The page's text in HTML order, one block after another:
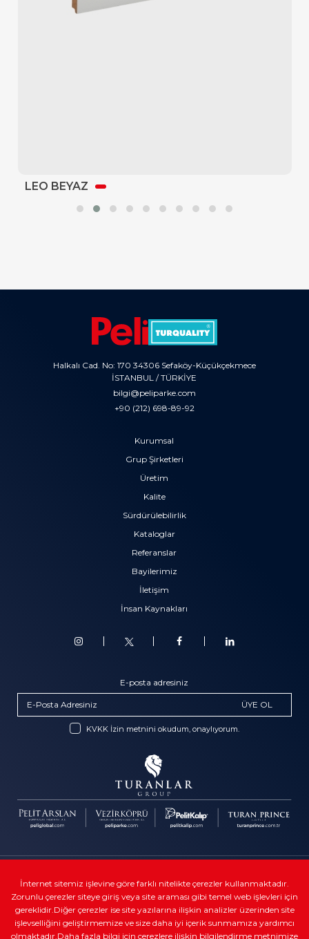
LEO BEYAZ
Halkalı Cad. No: 170 34306 Sefaköy-Küçükçekmece
İSTANBUL / TÜRKİYE
bilgi@peliparke.com
+90 (212) 698-89-92
Kurumsal
Grup Şirketleri
Üretim
Kalite
Sürdürülebilirlik
Kataloglar
Referanslar
Bayilerimiz
İletişim
İnsan Kaynakları
E-posta adresiniz
ÜYE OL
KVKK İzin metnini okudum, onaylıyorum.
Telif Hakkı © Turanlar Group
Kullanıcı sözleşmeleri
Veri gizliliği
İnternet sitemiz işlevine göre farklı nitelikte çerezler kullanmaktadır.
Zorunlu çerezler siteye giriş veya site araması gibi temel web işlevleri için
gereklidir.Diğer çerezler ise site yazılarına ilişkin analizler üzerinden site
işlevselliğini geliştirmemize ve size daha iyi içerik sunmamıza yardımcı
olmaktadır.Daha fazla bilgi için çerezlere ilişkin bilgilendirme metnimize